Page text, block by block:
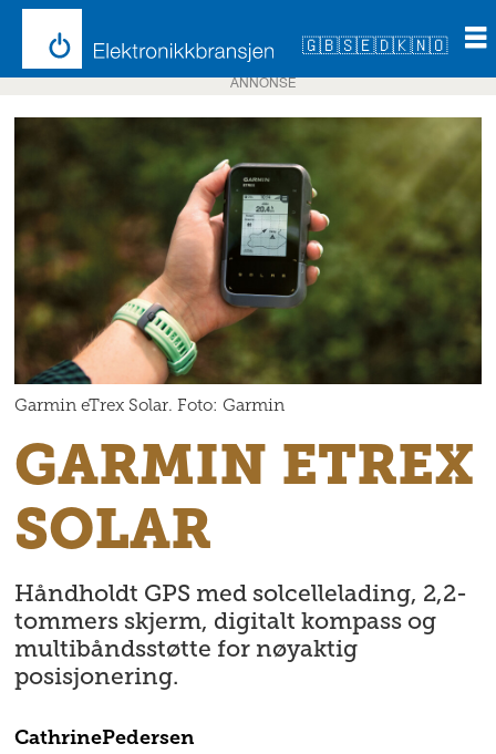
🇬🇧🇸🇪🇩🇰🇳🇴
ANNONSE
Garmin eTrex Solar. Foto: Garmin
GARMIN ETREX
SOLAR
Håndholdt GPS med solcellelading, 2,2-
tommers skjerm, digitalt kompass og
multibåndsstøtte for nøyaktig
posisjonering.
CathrinePedersen